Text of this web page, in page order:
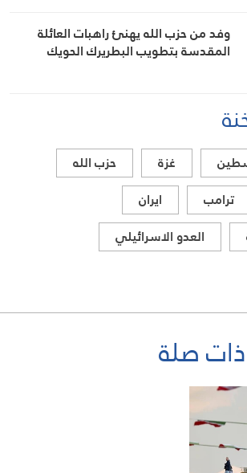
وفد من حزب الله يهنئ راهبات العائلة
المقدسة بتطويب البطريرك الحويك
غزة
حزب الله
ترامب
ايران
العدو الاسرائيلي
صلة